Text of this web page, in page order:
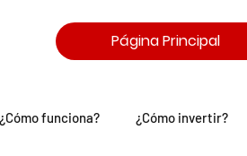
Página Principal
¿Cómo funciona? ¿Cómo invertir?